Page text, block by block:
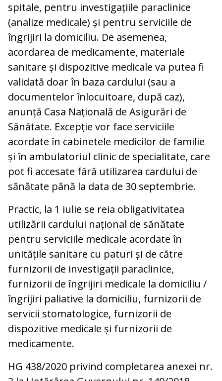
spitale, pentru investigațiile paraclinice
(analize medicale) și pentru serviciile de
îngrijiri la domiciliu. De asemenea,
acordarea de medicamente, materiale
sanitare și dispozitive medicale va putea fi
validată doar în baza cardului (sau a
documentelor înlocuitoare, după caz),
anunță Casa Națională de Asigurări de
Sănătate. Excepție vor face serviciile
acordate în cabinetele medicilor de familie
și în ambulatoriul clinic de specialitate, care
pot fi accesate fără utilizarea cardului de
sănătate până la data de 30 septembrie.
Practic, la 1 iulie se reia obligativitatea
utilizării cardului național de sănătate
pentru serviciile medicale acordate în
unitățile sanitare cu paturi și de către
furnizorii de investigații paraclinice,
furnizorii de îngrijiri medicale la domiciliu /
îngrijiri paliative la domiciliu, furnizorii de
servicii stomatologice, furnizorii de
dispozitive medicale și furnizorii de
medicamente.
HG 438/2020 privind completarea anexei nr.